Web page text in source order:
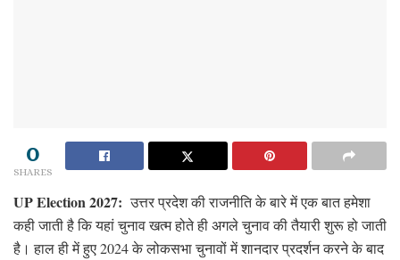
0
SHARES
UP Election 2027:उत्तर प्रदेश की राजनीति के बारे में एक बात हमेशा
कही जाती है कि यहां चुनाव खत्म होते ही अगले चुनाव की तैयारी शुरू हो जाती
है। हाल ही में हुए 2024 के लोकसभा चुनावों में शानदार प्रदर्शन करने के बाद